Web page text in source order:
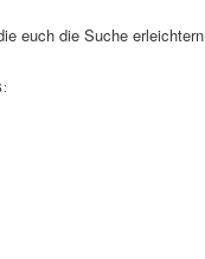
euch die Suche erleichtern